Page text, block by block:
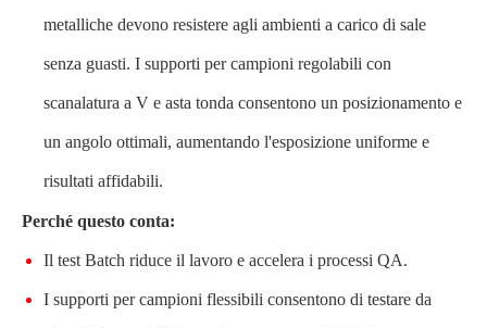
metalliche devono resistere agli ambienti a carico di sale
senza guasti. I supporti per campioni regolabili con
scanalatura a V e asta tonda consentono un posizionamento e
un angolo ottimali, aumentando l'esposizione uniforme e
risultati affidabili.
Perché questo conta:
Il test Batch riduce il lavoro e accelera i processi QA.
I supporti per campioni flessibili consentono di testare da